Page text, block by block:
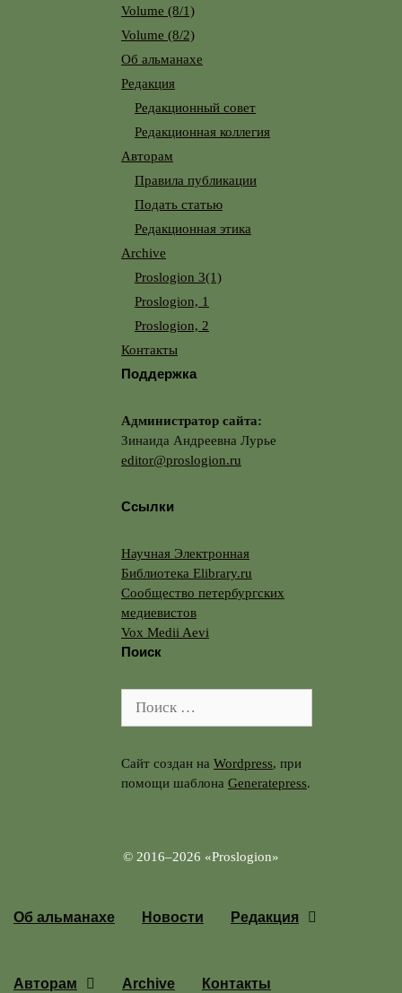
Volume (8/1)
Volume (8/2)
Об альманахе
Редакция
Редакционный совет
Редакционная коллегия
Авторам
Правила публикации
Подать статью
Редакционная этика
Archive
Proslogion 3(1)
Proslogion, 1
Proslogion, 2
Контакты
Поддержка
Администратор сайта:
Зинаида Андреевна Лурье
editor@proslogion.ru
Ссылки
Научная Электронная
Библиотека Elibrary.ru
Сообщество петербургских
медиевистов
Vox Medii Aevi
Поиск
Поиск:
Сайт создан на Wordpress, при
помощи шаблона Generatepress.
© 2016–2026 «Proslogion»
Об альманахе
Новости Редакция
Авторам Archive Контакты